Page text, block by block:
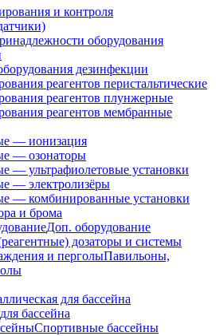
и контроля
оборудования
дезинфекции
реагентов перистальтические
реагентов плунжерные
реагентов мембранные
— ионизация
— озонаторы
— ультрафиолетовые установки
— электролизёры
— комбинированные установки
и брома
Доп. оборудование
дозаторы и системы
Павильоны,
для бассейна
бассейна
Спортивные бассейны